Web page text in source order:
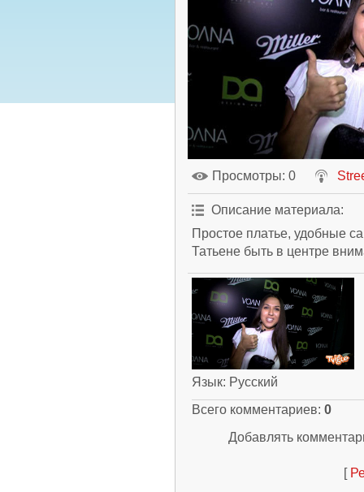
Просмотры: 0
Описание материала:
Простое платье, удобные
Татьене быть в центре
Язык: Русский
Всего комментариев: 0
Добавлять
[